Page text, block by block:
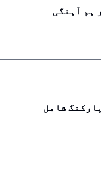
ہم آہنگی